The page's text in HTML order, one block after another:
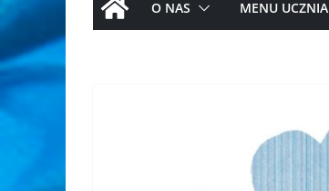
O NAS MENU UCZNIA